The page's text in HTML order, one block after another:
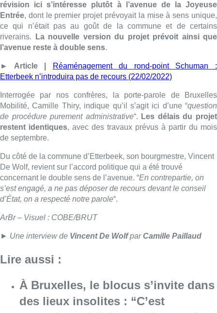
de septembre.
Du côté de la commune d’Etterbeek, son bourgmestre, Vincent
De Wolf, revient sur l’accord politique qui a été trouvé
concernant le double sens de l’avenue. “
d’État, on a respecté notre parole“.
► Une interview deVincent De Wolf parCamille Paillaud
Lire aussi :
À Bruxelles, le blocus s’invite dans
des lieux insolites : “C’est
exceptionnel, il faut se l’avouer”